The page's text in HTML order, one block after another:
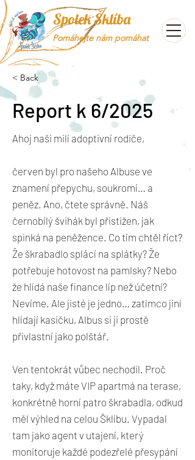
Spolek Šklíba
Pomáhejte nám pomáhat
< Back
Report k 6/2025
Ahoj naši milí adoptivní rodiče,
červen byl pro našeho Albuse ve
znamení přepychu, soukromí… a
peněz. Ano, čtete správně. Náš
černobílý švihák byl přistižen, jak
spinká na peněžence. Co tím chtěl říct?
Že škrabadlo splácí na splátky? Že
potřebuje hotovost na pamlsky? Nebo
že hlídá naše finance líp než účetní?
Nevíme. Ale jisté je jedno… zatímco jiní
hlídají kasičku, Albus si ji prostě
přivlastní jako polštář.
Ven tentokrát vůbec nechodil. Proč
taky, když máte VIP apartmá na terase,
konkrétně horní patro škrabadla, odkud
měl výhled na celou Šklíbu. Vypadal
tam jako agent v utajení, který
monitoruje každé podezřelé přesypání